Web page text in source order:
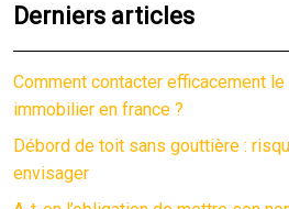
Derniers articles
Comment contacter efficacement
immobilier en france ?
Débord de toit sans gouttière :
envisager